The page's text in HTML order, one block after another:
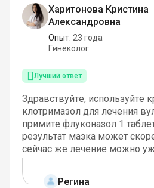
Харитонова Кристина
Александровна
Опыт: 23 года
Гинеколог
Лучший ответ
Здравствуйте, используйте
клотримазол для лечения
примите флуконазол 1
результат мазка может
сейчас же лечение можно
Регина